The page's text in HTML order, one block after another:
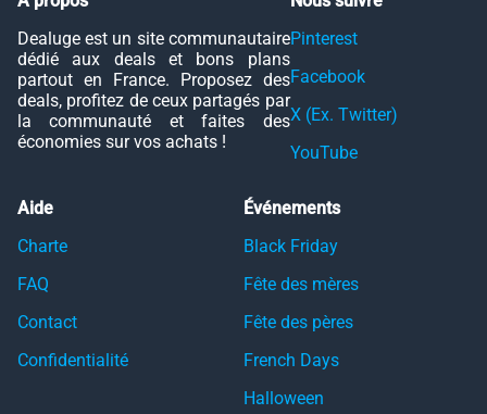
Dealuge est un site communautaire
dédié aux deals et bons plans
partout en France. Proposez des
deals, profitez de ceux partagés par
la communauté et faites des
économies sur vos achats !
Pinterest
Facebook
X (Ex. Twitter)
YouTube
Aide
Charte
FAQ
Contact
Confidentialité
Événements
Black Friday
Fête des mères
Fête des pères
French Days
Halloween